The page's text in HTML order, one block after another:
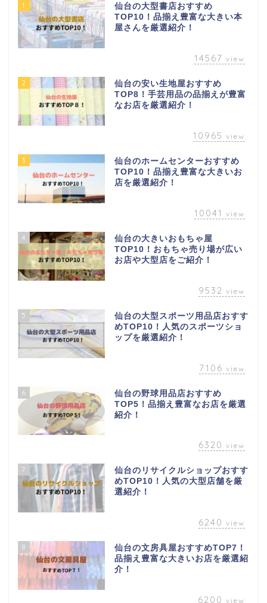
1
仙台の大型書店おすすめ
TOP10！品揃え豊富な大きい本
屋さんを厳選紹介！
14567 view
2
仙台の安い生地屋おすすめ
TOP8！手芸用品の品揃えが豊富
なお店を厳選紹介！
10965 view
3
仙台のホームセンターおすすめ
TOP10！品揃え豊富な大きいお
店を厳選紹介！
10041 view
4
仙台の大きいおもちゃ屋
TOP10！おもちゃ売り場が広い
お店や大型店をご紹介！
9532 view
5
仙台の大型スポーツ用品店おすす
めTOP10！人気のスポーツショ
ップを厳選紹介！
7106 view
6
仙台の野球用品店おすすめ
TOP5！品揃え豊富なお店を厳選
紹介！
6320 view
7
仙台のリサイクルショップおすす
めTOP10！人気の大型店舗を厳
選紹介！
6240 view
8
仙台の文房具屋おすすめTOP7！
品揃え豊富な大きいお店を厳選紹
介！
6200 view